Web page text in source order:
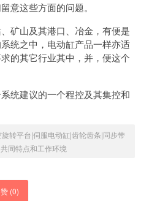
意这些方面的问题。
矿山及其港口、冶金，有便是
统之中，电动缸产品一样亦适
的其它行业其中，并，便这个
统建议的一个程控及其集控和
转平台|伺服电动缸|齿轮齿条|同步带
同特点和工作环境
赞 (0)